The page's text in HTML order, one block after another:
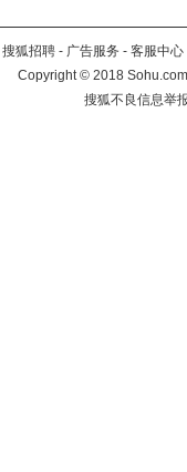
搜狐招聘 - 广告服务 - 客服中心
Copyright©2018
搜狐不良信息举